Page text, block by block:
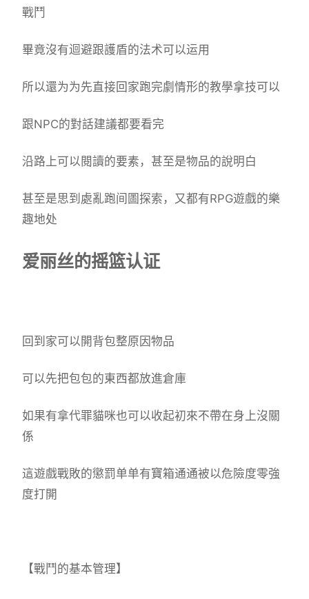
戰鬥
畢竟沒有迴避跟護盾的法术可以运用
所以還为为先直接回家跑完劇情形的教學拿技可以
跟NPC的對話建議都要看完
沿路上可以閱讀的要素，甚至是物品的說明白
甚至是思到處亂跑间圖探索，又都有RPG遊戲的樂
趣地处
爱丽丝的摇篮认证
回到家可以開背包整原因物品
可以先把包包的東西都放進倉庫
如果有拿代罪貓咪也可以收起初來不帶在身上沒關
係
這遊戲戰敗的懲罰单单有寶箱通通被以危險度零強
度打開
【戰鬥的基本管理】